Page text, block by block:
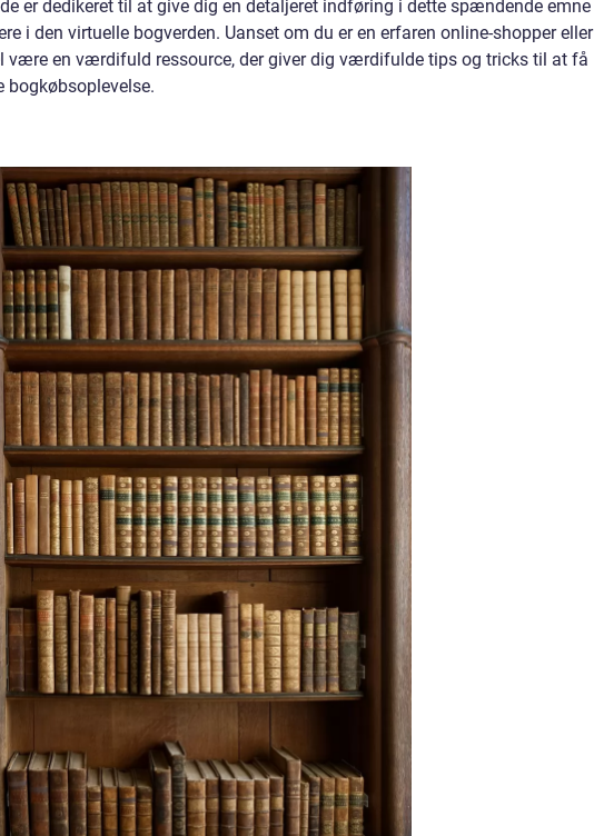
er dedikeret til at give dig en detaljeret indføring i dette spændende emne
i den virtuelle bogverden. Uanset om du er en erfaren online-shopper eller
være en værdifuld ressource, der giver dig værdifulde tips og tricks til at få